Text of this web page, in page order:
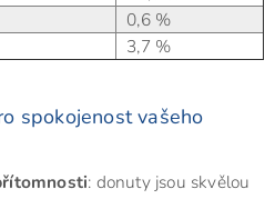
0,6 %
3,7 %
spokojenost vašeho
: donuty jsou skvělou